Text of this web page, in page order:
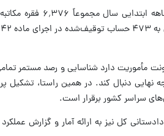
معاون قضایی دادستان کل کشور با اشاره به
مأموریت دارد شناسایی و رصد مستمر
نهایی دنبال کند. در همین راستا، تشکیل
سراسر کشور برقرار است.
کل نیز به ارائه آمار و گزارش